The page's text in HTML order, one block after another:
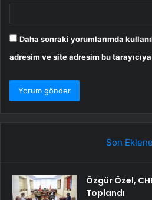
Daha sonraki yorumlarımda
adresim ve site adresim bu
Son
Özgür Özel,
Toplandı